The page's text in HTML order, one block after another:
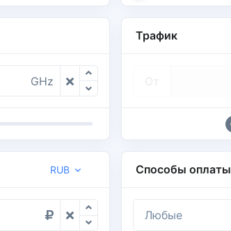
GHz
Трафик
От
RUB Способы оплаты
Любые